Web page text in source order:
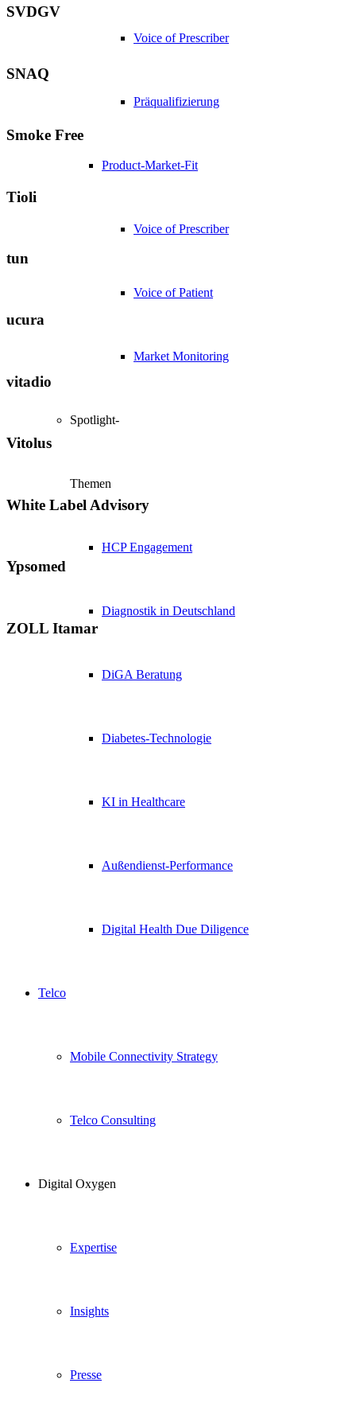
Voice of Prescriber
Präqualifizierung
Product-Market-Fit
Voice of Prescriber
Voice of Patient
Market Monitoring
Spotlight-
Themen
HCP Engagement
Diagnostik in Deutschland
DiGA Beratung
Diabetes-Technologie
KI in Healthcare
Außendienst-Performance
Digital Health Due Diligence
Telco
Mobile Connectivity Strategy
Telco Consulting
Digital Oxygen
Expertise
Insights
Presse
SVDGV
SNAQ
Smoke Free
Tioli
tun
ucura
vitadio
Vitolus
White Label Advisory
Ypsomed
ZOLL Itamar